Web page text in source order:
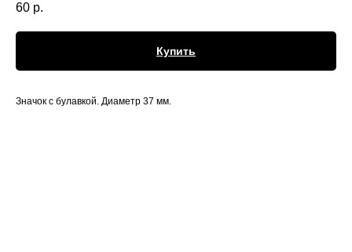
60 р.
Купить
Значок с булавкой. Диаметр 37 мм.